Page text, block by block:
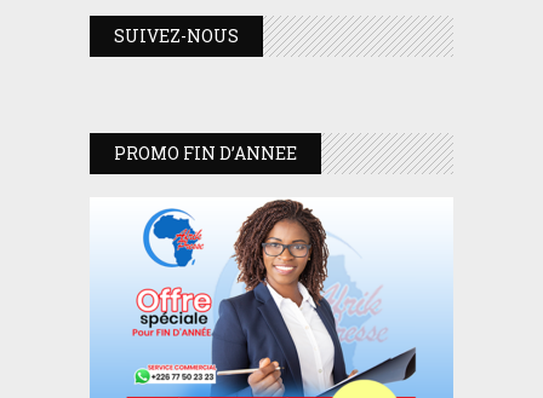
SUIVEZ-NOUS
PROMO FIN D’ANNEE